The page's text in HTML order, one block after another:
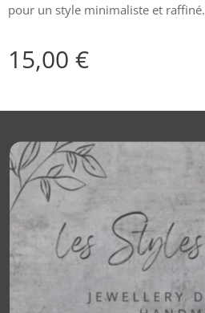
pour un style minimaliste et raffiné.
15,00 €